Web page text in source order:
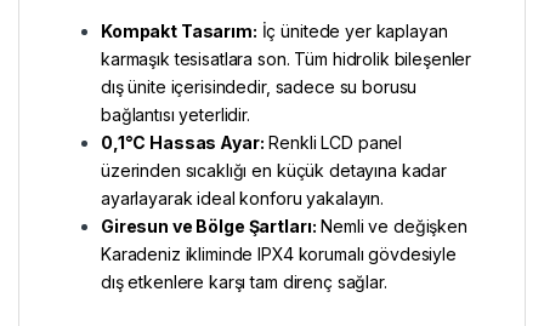
Kompakt Tasarım: İç ünitede yer kaplayan
karmaşık tesisatlara son. Tüm hidrolik bileşenler
dış ünite içerisindedir, sadece su borusu
bağlantısı yeterlidir.
0,1°C Hassas Ayar: Renkli LCD panel
üzerinden sıcaklığı en küçük detayına kadar
ayarlayarak ideal konforu yakalayın.
Giresun ve Bölge Şartları: Nemli ve değişken
Karadeniz ikliminde IPX4 korumalı gövdesiyle
dış etkenlere karşı tam direnç sağlar.